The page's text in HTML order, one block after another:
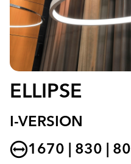
ELLIPSE
I-VERSION
1670 | 830 | 80